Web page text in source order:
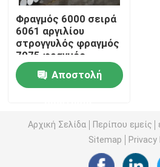
Ποιοτικός έλεγχος
Μας ελάτε σε επαφή με
Ζητήστε ένα απόσπασμα
Κράμα ανοξείδωτου
Φύλλο πιάτων ανοξείδωτου
Φραγμός 6000 σειρά
6061 αργιλίου
στρογγυλός φραγμός
7075 φραγμός
αργιλίου 6063
Αποστολή
Αρχική Σελίδα Περίπου εμείς
Sitemap
Privacy